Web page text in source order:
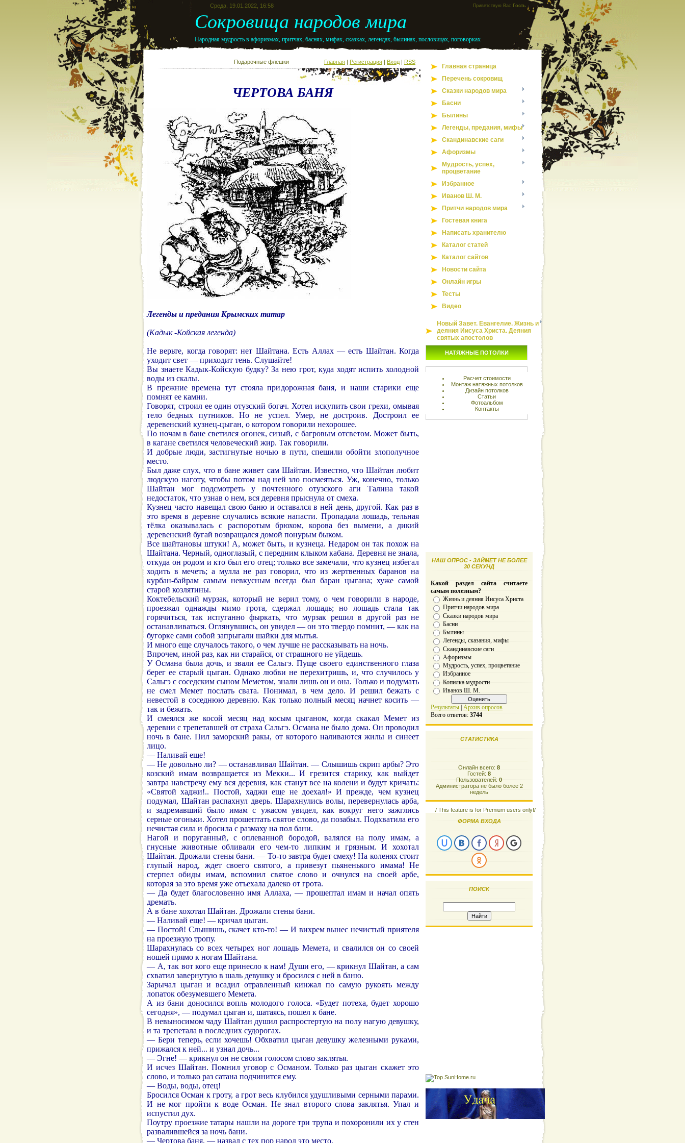
Среда, 19.01.2022, 16:58 Приветствую Вас Гость
Сокровища народов мира
Народная мудрость в афоризмах, притчах, баснях, мифах, сказках, легендах, былинах, пословицах, поговорках
Подарочные флешки Главная | Регистрация | Вход | RSS
ЧЕРТОВА БАНЯ
Легенды и предания Крымских татар
(Кадык -Койская легенда)
Не верьте, когда говорят: нет Шайтана. Есть Аллах — есть Шайтан. Когда
уходит свет — приходит тень. Слушайте!
Вы знаете Кадык-Койскую будку? За нею грот, куда ходят испить холодной
воды из скалы.
В прежние времена тут стояла придорожная баня, и наши старики еще
помнят ее камни.
Говорят, строил ее один отузский богач. Хотел искупить свои грехи, омывая
тело бедных путников. Но не успел. Умер, не достроив. Достроил ее
деревенский кузнец-цыган, о котором говорили нехорошее.
По ночам в бане светился огонек, сизый, с багровым отсветом. Может быть,
в кагане светился человеческий жир. Так говорили.
И добрые люди, застигнутые ночью в пути, спешили обойти злополучное
место.
Был даже слух, что в бане живет сам Шайтан. Известно, что Шайтан любит
людскую наготу, чтобы потом над ней зло посмеяться. Уж, конечно, только
Шайтан мог подсмотреть у почтенного отузского аги Талина такой
недостаток, что узнав о нем, вся деревня прыснула от смеха.
Кузнец часто навещал свою баню и оставался в ней день, другой. Как раз в
это время в деревне случались всякие напасти. Пропадала лошадь, тельная
тёлка оказывалась с распоротым брюхом, корова без вымени, а дикий
деревенский бугай возвращался домой понурым быком.
Все шайтановы штуки! А, может быть, и кузнеца. Недаром он так похож на
Шайтана. Черный, одноглазый, с передним клыком кабана. Деревня не знала,
откуда он родом и кто был его отец; только все замечали, что кузнец избегал
ходить в мечеть; а мулла не раз говорил, что из жертвенных баранов на
курбан-байрам самым невкусным всегда был баран цыгана; хуже самой
старой козлятины.
Коктебельский мурзак, который не верил тому, о чем говорили в народе,
проезжал однажды мимо грота, сдержал лошадь; но лошадь стала так
горячиться, так испуганно фыркать, что мурзак решил в другой раз не
останавливаться. Оглянувшись, он увидел — он это твердо помнит, — как на
бугорке сами собой запрыгали шайки для мытья.
И много еще случалось такого, о чем лучше не рассказывать на ночь.
Впрочем, иной раз, как ни старайся, от страшного не уйдешь.
У Османа была дочь, и звали ее Сальгэ. Пуще своего единственного глаза
берег ее старый цыган. Однако любви не перехитришь, и, что случилось у
Сальгэ с соседским сыном Меметом, знали лишь он и она. Только и подумать
не смел Мемет послать свата. Понимал, в чем дело. И решил бежать с
невестой в соседнюю деревню. Как только полный месяц начнет косить —
так и бежать.
И смеялся же косой месяц над косым цыганом, когда скакал Мемет из
деревни с трепетавшей от страха Сальгэ. Османа не было дома. Он проводил
ночь в бане. Пил заморский ракы, от которого наливаются жилы и синеет
лицо.
— Наливай еще!
— Не довольно ли? — останавливал Шайтан. — Слышишь скрип арбы? Это
козский имам возвращается из Мекки... И грезится старику, как выйдет
завтра навстречу ему вся деревня, как станут все на колени и будут кричать:
«Святой хаджи!.. Постой, хаджи еще не доехал!» И прежде, чем кузнец
подумал, Шайтан распахнул дверь. Шарахнулись волы, перевернулась арба,
и задремавший было имам с ужасом увидел, как вокруг него зажглись
серные огоньки. Хотел прошептать святое слово, да позабыл. Подхватила его
нечистая сила и бросила с размаху на пол бани.
Нагой и поруганный, с оплеванной бородой, валялся на полу имам, а
гнусные животные обливали его чем-то липким и грязным. И хохотал
Шайтан. Дрожали стены бани. — То-то завтра будет смеху! На коленях стоит
глупый народ, ждет своего святого, а привезут пьяненького имама! Не
стерпел обиды имам, вспомнил святое слово и очнулся на своей арбе,
которая за это время уже отъехала далеко от грота.
— Да будет благословенно имя Аллаха, — прошептал имам и начал опять
дремать.
А в бане хохотал Шайтан. Дрожали стены бани.
— Наливай еще! — кричал цыган.
— Постой! Слышишь, скачет кто-то! — И вихрем вынес нечистый приятеля
на проезжую тропу.
Шарахнулась со всех четырех ног лошадь Мемета, и свалился он со своей
ношей прямо к ногам Шайтана.
— А, так вот кого еще принесло к нам! Души его, — крикнул Шайтан, а сам
схватил завернутую в шаль девушку и бросился с ней в баню.
Зарычал цыган и всадил отравленный кинжал по самую рукоять между
лопаток обезумевшего Мемета.
А из бани доносился вопль молодого голоса. «Будет потеха, будет хорошо
сегодня», — подумал цыган и, шатаясь, пошел к бане.
В невыносимом чаду Шайтан душил распростертую на полу нагую девушку,
и та трепетала в последних судорогах.
— Бери теперь, если хочешь! Обхватил цыган девушку железными руками,
прижался к ней... и узнал дочь...
— Эгне! — крикнул он не своим голосом слово заклятья.
И исчез Шайтан. Помнил уговор с Османом. Только раз цыган скажет это
слово, и только раз сатана подчинится ему.
— Воды, воды, отец!
Бросился Осман к гроту, а грот весь клубился удушливыми серными парами.
И не мог пройти к воде Осман. Не знал второго слова заклятья. Упал и
испустил дух.
Поутру проезжие татары нашли на дороге три трупа и похоронили их у стен
развалившейся за ночь бани.
— Чертова баня, — назвал с тех пор народ это место.
Главная страница
Перечень сокровищ
Сказки народов мира
Басни
Былины
Легенды, предания, мифы
Скандинавские саги
Афоризмы
Мудрость, успех,
процветание
Избранное
Иванов Ш. М.
Притчи народов мира
Гостевая книга
Написать хранителю
Каталог статей
Каталог сайтов
Новости сайта
Онлайн игры
Тесты
Видео
Новый Завет. Евангелие. Жизнь и
деяния Иисуса Христа. Деяния
святых апостолов
НАТЯЖНЫЕ ПОТОЛКИ
Расчет стоимости
Монтаж натяжных потолков
Дизайн потолков
Статьи
Фотоальбом
Контакты
НАШ ОПРОС - ЗАЙМЕТ НЕ БОЛЕЕ
30 СЕКУНД
Какой раздел сайта считаете
самым полезным?
Жизнь и деяния Иисуса Христа
Притчи народов мира
Сказки народов мира
Басни
Былины
Легенды, сказания, мифы
Скандинавские саги
Афоризмы
Мудрость, успех, процветание
Избранное
Копилка мудрости
Иванов Ш. М.
Результаты Архив опросов
Всего ответов: 3744
СТАТИСТИКА
Онлайн всего: 8
Гостей: 8
Пользователей: 0
Администратора не было более 2
недель
/ This feature is for Premium users only!/
ФОРМА ВХОДА
ПОИСК